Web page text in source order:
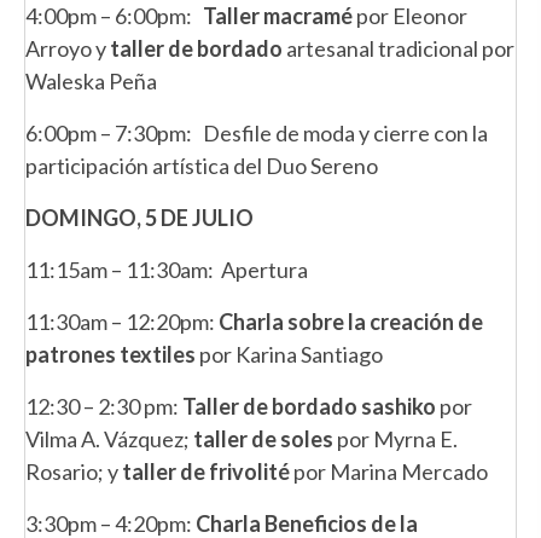
4:00pm – 6:00pm: Taller macramépor Eleonor
Arroyo ytaller de bordado artesanal tradicional por
Waleska Peña
6:00pm – 7:30pm: Desfile de moda y cierre con la
participación artística del Duo Sereno
DOMINGO, 5 DE JULIO
11:15am – 11:30am: Apertura
11:30am – 12:20pm: Charla sobre la creación de
patrones textiles por Karina Santiago
12:30 – 2:30 pm: Taller de bordado sashiko por
Vilma A. Vázquez; taller de soles por Myrna E.
Rosario; ytaller de frivolitépor Marina Mercado
3:30pm – 4:20pm: Charla Beneficios de la